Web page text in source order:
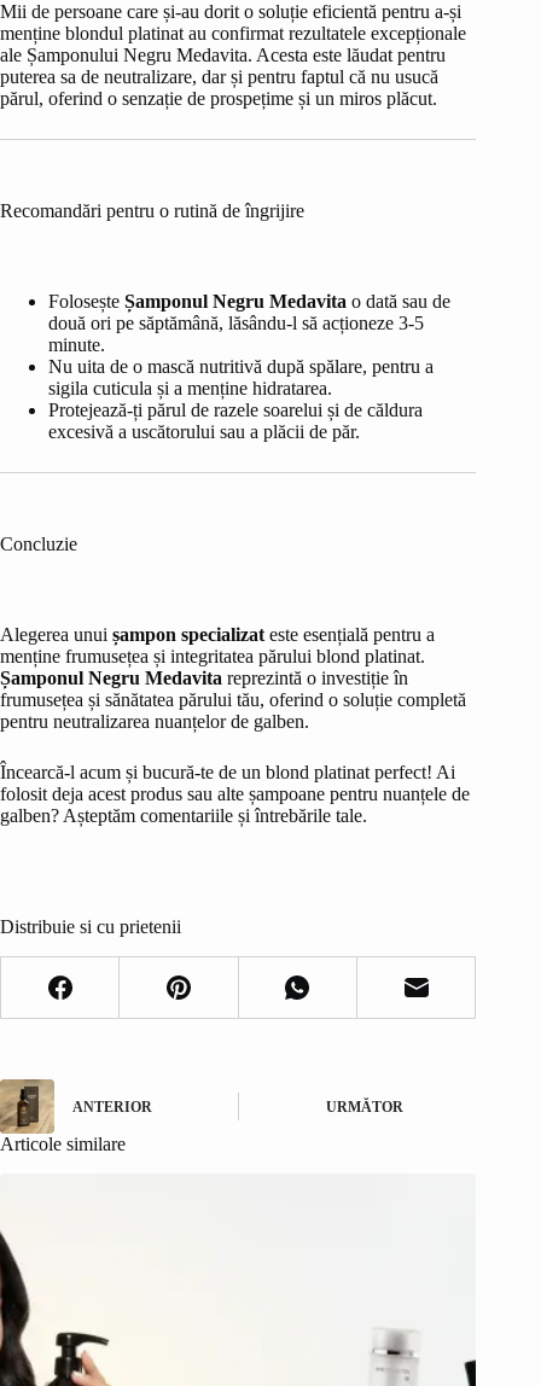
Mii de persoane care și-au dorit o soluție eficientă pentru a-și
menține blondul platinat au confirmat rezultatele excepționale
ale Șamponului Negru Medavita. Acesta este lăudat pentru
puterea sa de neutralizare, dar și pentru faptul că nu usucă
părul, oferind o senzație de prospețime și un miros plăcut.
Recomandări pentru o rutină de îngrijire
Folosește Șamponul Negru Medavita o dată sau de
două ori pe săptămână, lăsându-l să acționeze 3-5
minute.
Nu uita de o mască nutritivă după spălare, pentru a
sigila cuticula și a menține hidratarea.
Protejează-ți părul de razele soarelui și de căldura
excesivă a uscătorului sau a plăcii de păr.
Concluzie
Alegerea unui șampon specializat este esențială pentru a
menține frumusețea și integritatea părului blond platinat.
Șamponul Negru Medavita reprezintă o investiție în
frumusețea și sănătatea părului tău, oferind o soluție completă
pentru neutralizarea nuanțelor de galben.
Încearcă-l acum și bucură-te de un blond platinat perfect! Ai
folosit deja acest produs sau alte șampoane pentru nuanțele de
galben? Așteptăm comentariile și întrebările tale.
Distribuie si cu prietenii
ANTERIOR URMĂTOR
Articole similare